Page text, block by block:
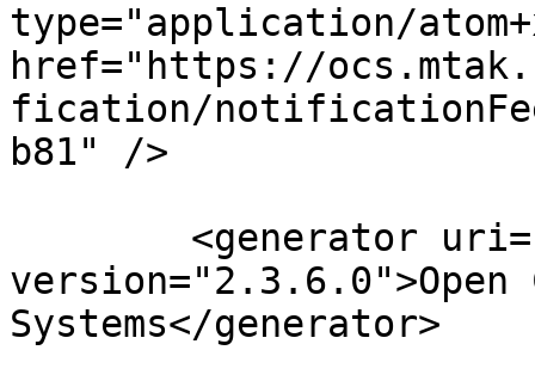
type="application/
href="https://
fication/
b81" />
version="2.3.6.0">Open
Systems</generator>